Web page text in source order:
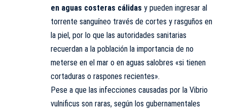
en aguas costeras cálidas y pueden ingresar al
torrente sanguíneo través de cortes y rasguños en
la piel, por lo que las autoridades sanitarias
recuerdan a la población la importancia de no
meterse en el mar o en aguas salobres «si tienen
cortaduras o raspones recientes».
Pese a que las infecciones causadas por la Vibrio
vulnificus son raras, según los gubernamentales